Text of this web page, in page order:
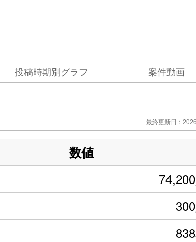
投稿時期別グラフ 案件動画
最終更新日：
数値